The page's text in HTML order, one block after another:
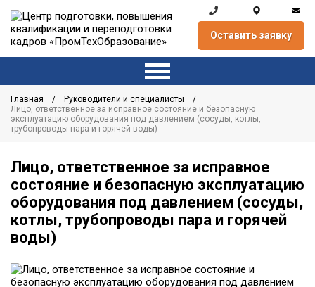
Оставить заявку
Главная
Руководители и специалисты
Лицо, ответственное за исправное состояние и безопасную
эксплуатацию оборудования под давлением (сосуды, котлы,
трубопроводы пара и горячей воды)
Лицо, ответственное за исправное
состояние и безопасную эксплуатацию
оборудования под давлением (сосуды,
котлы, трубопроводы пара и горячей
воды)